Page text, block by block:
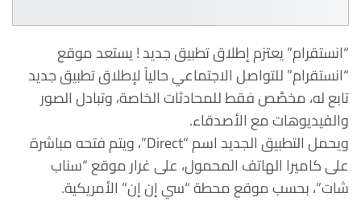
“انستقرام” يعتزم إطلاق تطبيق جديد ! يستعد موقع
“انستقرام” للتواصل الاجتماعي حالياً لإطلاق تطبيق جديد
تابع له، مخصَّص فقط للمحادثات الخاصة، وتبادل الصور
والفيديوهات مع الأصدقاء.
ويحمل التطبيق الجديد اسم “Direct”، ويتم فتحه مباشرة
على كاميرا الهاتف المحمول، على غرار موقع “سناب
شات”، بحسب موقع محطة “سي إن إن” الأمريكية.